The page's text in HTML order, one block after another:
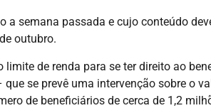
a semana passada e cujo conteúdo
outubro.
de renda para se ter direito ao
se prevê uma intervenção sobre o
de beneficiários de cerca de 1,2